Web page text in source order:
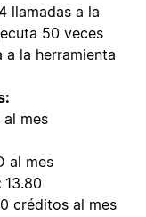
llamadas a la
50 veces
a la herramienta
mes
al mes
13.80
créditos al mes